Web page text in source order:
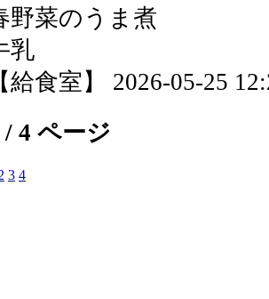
野菜のうま煮
乳
【給食室】 2026-05-25
/ 4 ページ
3 4